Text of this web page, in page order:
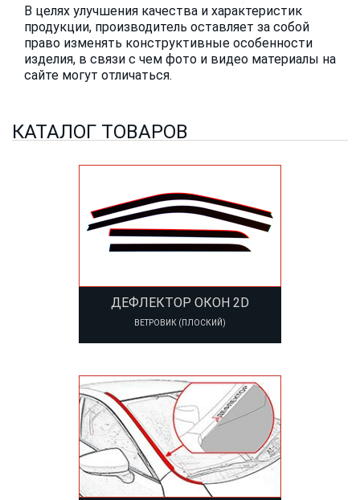
В целях улучшения качества и характеристик
продукции, производитель оставляет за собой
право изменять конструктивные особенности
изделия, в связи с чем фото и видео материалы на
сайте могут отличаться.
КАТАЛОГ ТОВАРОВ
ДЕФЛЕКТОР ОКОН 2D
ВЕТРОВИК (ПЛОСКИЙ)